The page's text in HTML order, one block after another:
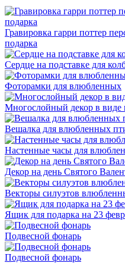
Гравировка гарри поттер
подарка
Сердце на подставке для
Фоторамки для влюбленных
Многослойный декор в
Вешалка для влюбленных
Настенные часы для
Декор на день Святого
Векторы силуэтов
Ящик для подарка на 23
Подвесной фонарь
Подвесной фонарь